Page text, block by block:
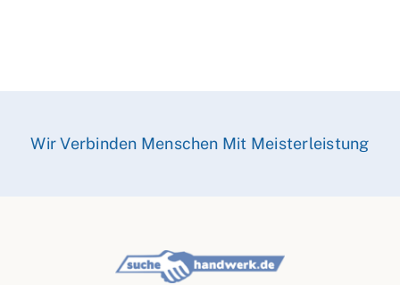
Wir Verbinden Menschen Mit Meisterleistung